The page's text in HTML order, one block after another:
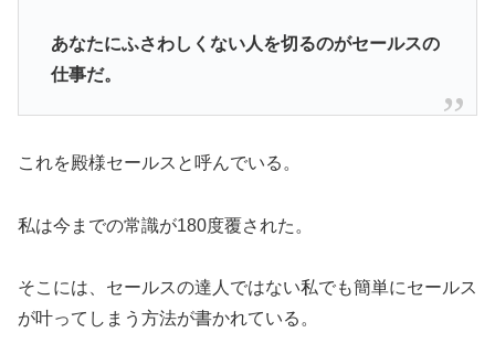
あなたにふさわしくない人を切るのがセールスの
仕事だ。
これを殿様セールスと呼んでいる。
私は今までの常識が180度覆された。
そこには、セールスの達人ではない私でも簡単にセールス
が叶ってしまう方法が書かれている。